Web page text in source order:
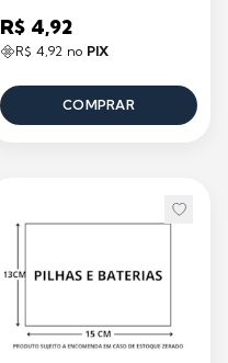
R$ 4,92
R$ 4,92 no PIX
COMPRAR